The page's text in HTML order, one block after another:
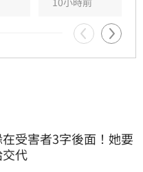
意晶圓代工產能及匯
定有風險，決策前請
受害者3字後面！她要
代